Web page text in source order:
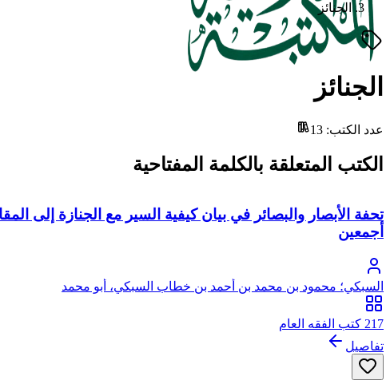
الجنائز
الجنائز
عدد الكتب:
13
الكتب المتعلقة بالكلمة المفتاحية
تحفة الأبصار والبصائر في بيان كيفية السير مع الجنازة إلى
أجمعين
السبكي؛ محمود بن محمد بن أحمد بن خطاب السبكي، أبو محمد
217 كتب الفقه العام
تفاصيل